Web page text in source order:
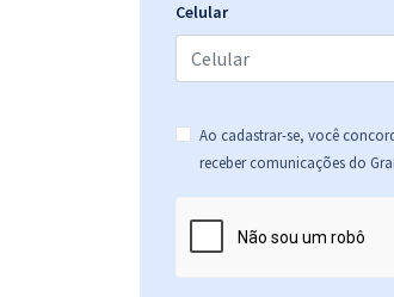
Celular
Ao cadastrar-se, você
receber comunicações do